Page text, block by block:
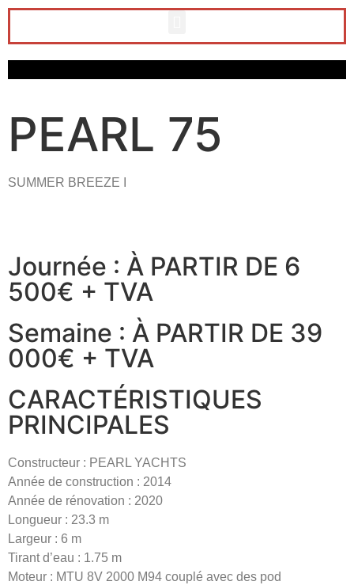
PEARL 75
SUMMER BREEZE I
Journée : À PARTIR DE 6
500€ + TVA
Semaine : À PARTIR DE 39
000€ + TVA
CARACTÉRISTIQUES
PRINCIPALES
Constructeur : PEARL YACHTS
Année de construction : 2014
Année de rénovation : 2020
Longueur : 23.3 m
Largeur : 6 m
Tirant d’eau : 1.75 m
Moteur : MTU 8V 2000 M94 couplé avec des pod